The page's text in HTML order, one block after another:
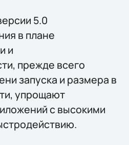
5.0
в плане
и
прежде всего
запуска и размера в
упрощают
с высокими